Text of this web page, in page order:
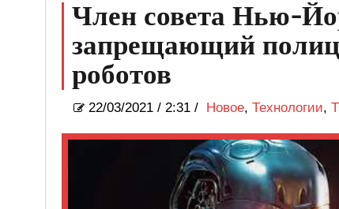
Член совета Нью-
запрещающий
роботов
22/03/2021/ 2:31 / Новое, Технологии,